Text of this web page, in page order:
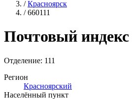
/ Красноярск
/ 660111
Почтовый индекс
Отделение: 111
Регион
Красноярский
Населённый пункт